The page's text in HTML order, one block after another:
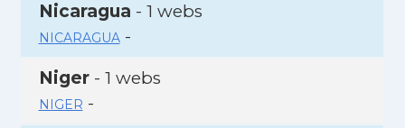
Nicaragua - 1 webs
NICARAGUA-
Niger- 1 webs
NIGER -